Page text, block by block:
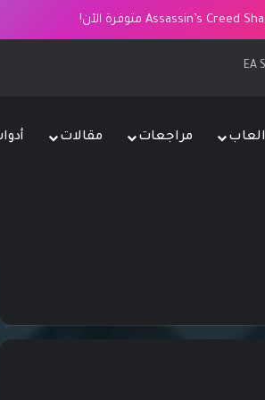
العاب مراجعات مقالات